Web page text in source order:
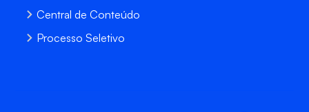
Central de Conteúdo
Processo Seletivo